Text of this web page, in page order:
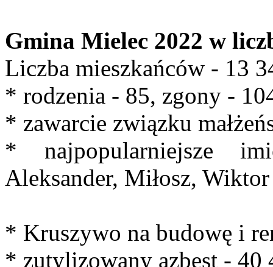
Gmina Mielec 2022 w
Liczba mieszkańców - 13
* rodzenia - 85, zgony -
* zawarcie związku
* najpopularniejsze
Aleksander, Miłosz, Wiktor
* Kruszywo na budowę i
* zutylizowany azbest - 40